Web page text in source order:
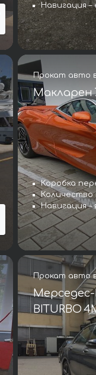
Навигация –
Прокат авто
Макларен
Коробка
Количество
Навигация
Прокат авто
Мерседес-
BITURBO